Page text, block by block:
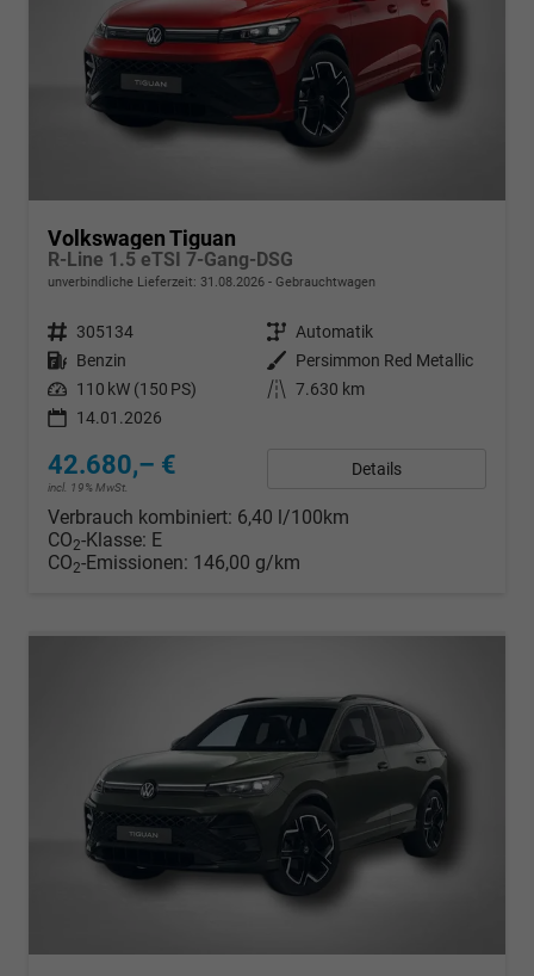
Volkswagen Tiguan
R-Line 1.5 eTSI 7-Gang-DSG
unverbindliche Lieferzeit: 31.08.2026 Gebrauchtwagen
Fahrzeugnr. 305134 Getriebe Automatik
Kraftstoff Benzin Außenfarbe
Persimmon Red Metallic
Leistung 110 kW (150 PS) Kilometerstand 7.630 km
14.01.2026
42.680,– €
incl. 19% MwSt.
Details
Verbrauch kombiniert: 6,40 l/100km
CO2-Klasse: E
CO2-Emissionen: 146,00 g/km